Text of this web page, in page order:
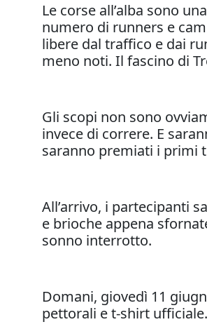
Le corse all’alba sono
numero di runners e
libere dal traffico e dai
meno noti. Il fascino di
Gli scopi non sono
invece di correre. E
saranno premiati i primi
All’arrivo, i partecipanti
e brioche appena
sonno interrotto.
Domani, giovedì 11
pettorali e t-shirt